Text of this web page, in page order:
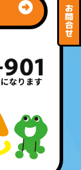
お
問
合
せ